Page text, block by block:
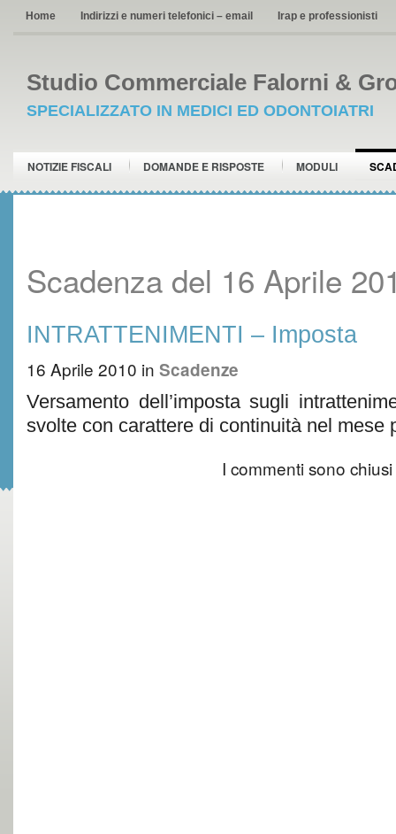
Home Indirizzi e numeri telefonici – email Irap e professionisti
Studio Commerciale Falorni &
SPECIALIZZATO IN MEDICI ED ODONTOIATRI
NOTIZIE FISCALI DOMANDE E RISPOSTE MODULI
Scadenza del 16 Aprile
INTRATTENIMENTI – Imposta
16 Aprile 2010 in Scadenze
Versamento dell’imposta sugli
svolte con carattere di continuità nel mese
I commenti sono chiusi